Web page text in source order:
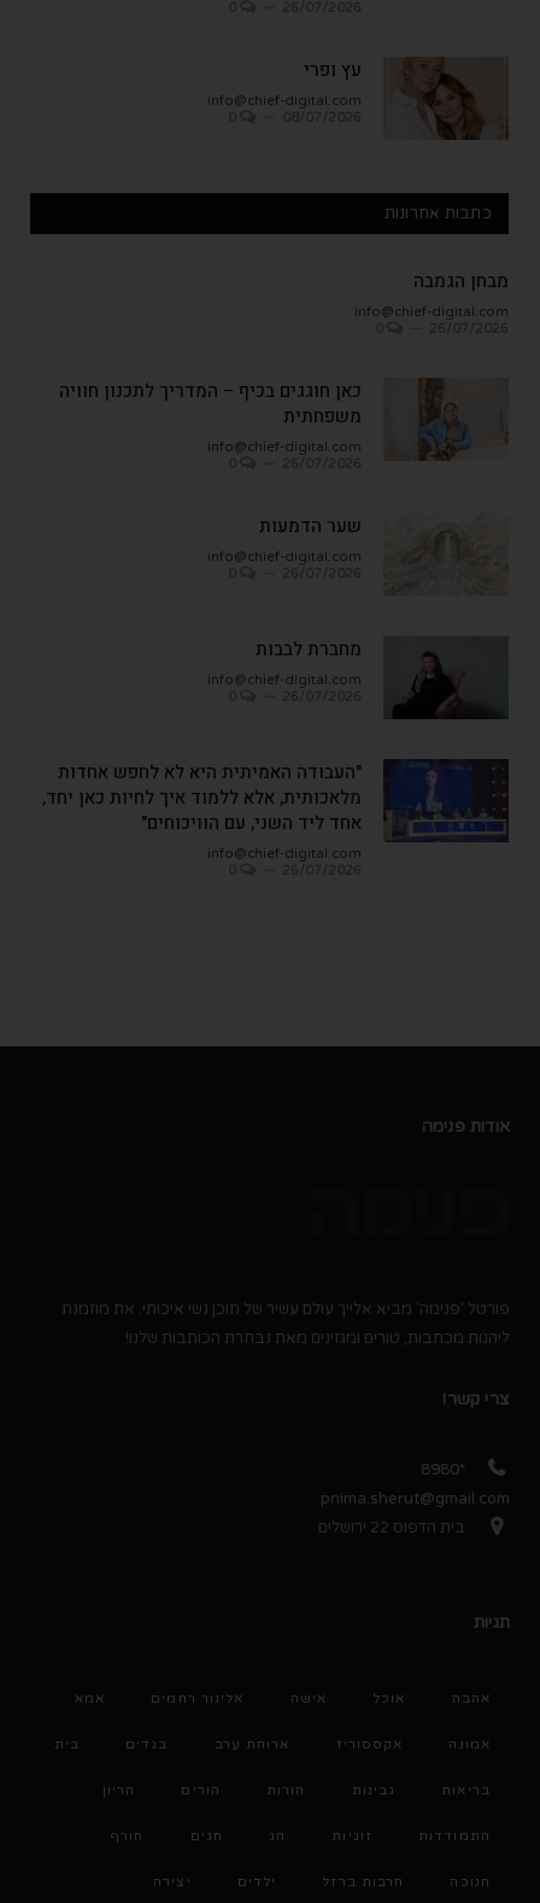
עץ ופרי
info@chief-digital.com
כתבות אחרונות
מבחן הגמבה
info@chief-digital.com
כאן חוגגים בכיף – המדריך לתכנון חוויה
משפחתית
info@chief-digital.com
שער הדמעות
info@chief-digital.com
מחברת לבבות
info@chief-digital.com
"העבודה האמיתית היא לא לחפש אחדות
מלאכותית, אלא ללמוד איך לחיות כאן יחד,
אחד ליד השני, עם הוויכוחים"
info@chief-digital.com
אודות פנימה
פורטל 'פנימה' מביא אלייך עולם עשיר של תוכן נשי איכותי. את מוזמנת
ליהנות מכתבות, טורים ומגזינים מאת נבחרת הכותבות שלנו!
צרי קשר!
*8980
pnima.sherut@gmail.com
בית הדפוס 22 ירושלים
תגיות
אהבה אוכל אישה אלינור רחמים אמא
אמונה אקססוריז ארוחת ערב בגדים בית
בריאות גבינות הורות הורים הריון
התמודדות זוגיות חג חגים חורף
חנוכה חרבות ברזל ילדים יצירה